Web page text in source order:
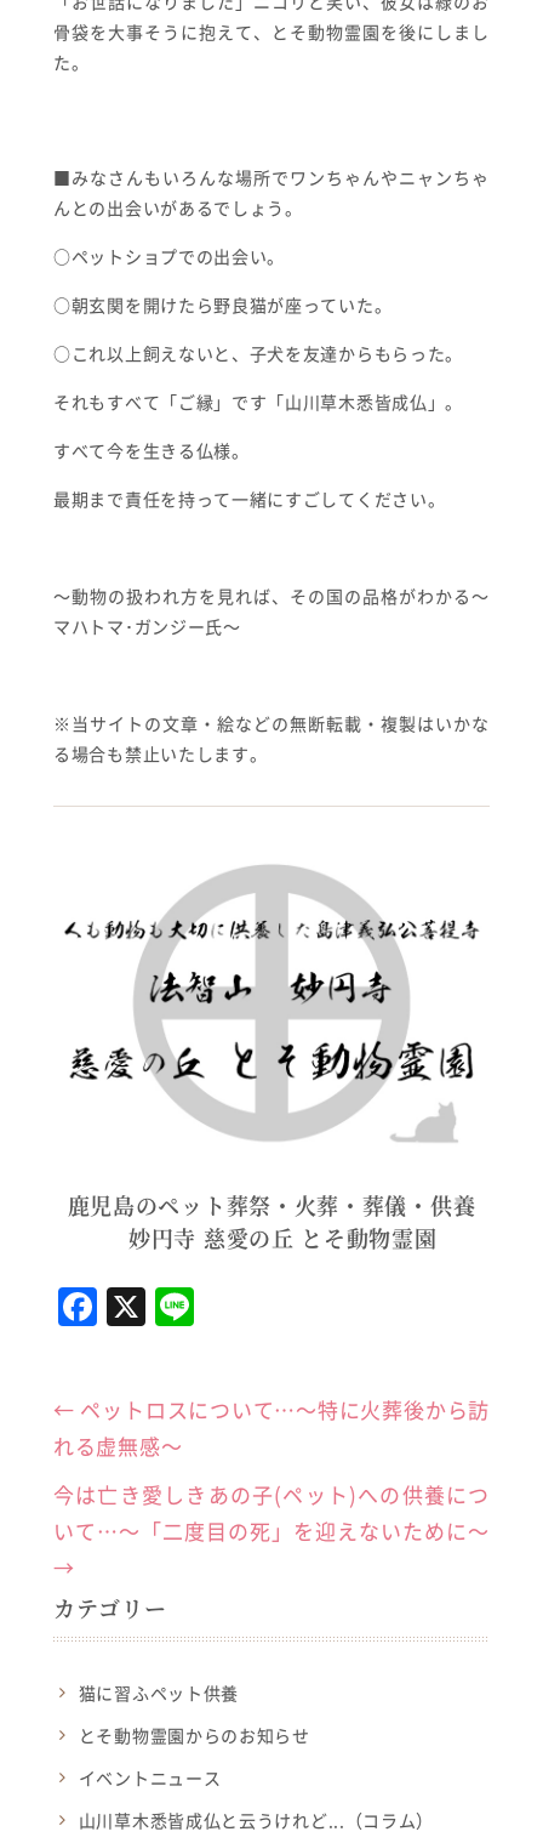
骨袋を大事そうに抱えて、とそ動物霊園を後にしまし
た。
■みなさんもいろんな場所でワンちゃんやニャンちゃ
んとの出会いがあるでしょう。
○ペットショプでの出会い。
○朝玄関を開けたら野良猫が座っていた。
○これ以上飼えないと、子犬を友達からもらった。
それもすべて「ご縁」です「山川草木悉皆成仏 」。
すべて今を生きる仏様。
最期まで責任を持って一緒にすごしてください。
～動物の扱われ方を見れば、その国の品格がわかる～
マハトマ･ガンジー氏〜
※当サイトの文章・絵などの無断転載・複製はいかな
る場合も禁止いたします。
鹿児島のペット葬祭・火葬・葬儀・供養
妙円寺 慈愛の丘 とそ動物霊園
F
a
e
b
o
o
X
← ペットロスについて…〜特に火葬後から訪
れる虚無感〜
今は亡き愛しきあの子(ペット)への供養につ
いて…〜「二度目の死」を迎えないために〜
→
カテゴリー
猫に習ふペット供養
とそ動物霊園からのお知らせ
イベントニュース
山川草木悉皆成仏と云うけれど...（コラム）